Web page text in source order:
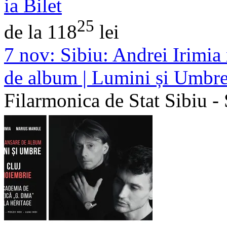
ia Bilet
de la 11825 lei
7 nov: Sibiu: Andrei Irimia
de album | Lumini și
Filarmonica de Stat Sibiu -